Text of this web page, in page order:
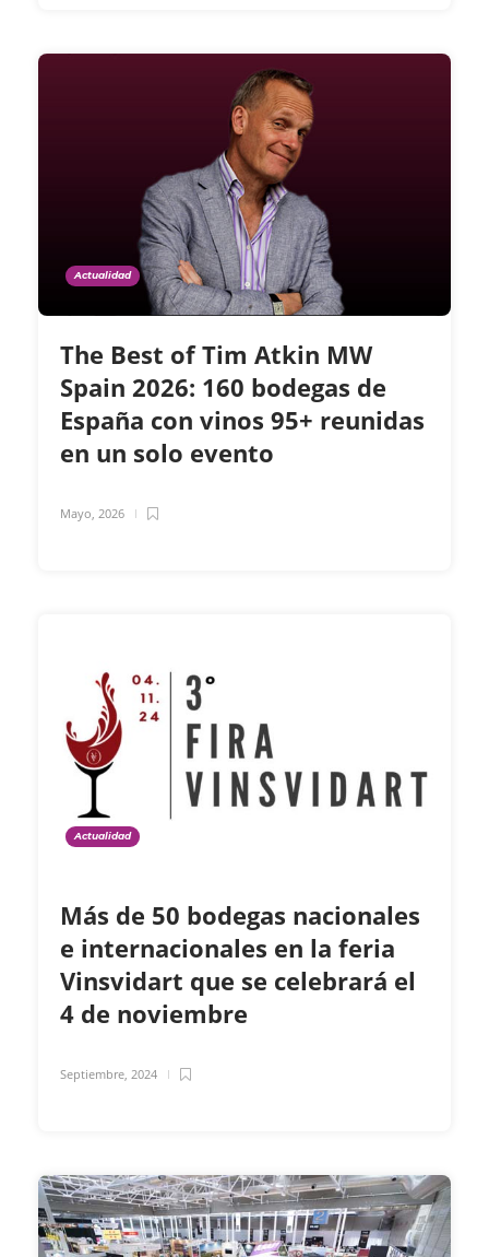
Actualidad
The Best of Tim Atkin MW
Spain 2026: 160 bodegas de
España con vinos 95+ reunidas
en un solo evento
Mayo, 2026
Actualidad
Más de 50 bodegas nacionales
e internacionales en la feria
Vinsvidart que se celebrará el
4 de noviembre
Septiembre, 2024